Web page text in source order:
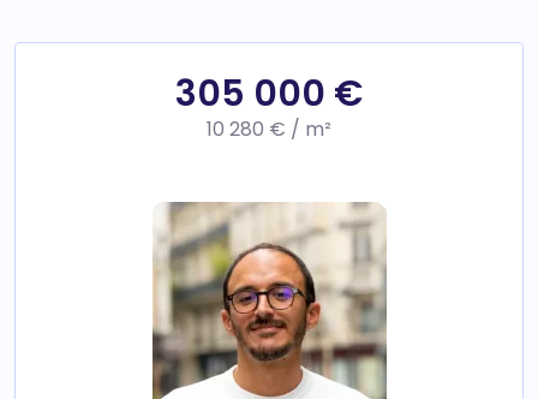
305 000 €
10 280 € / m²